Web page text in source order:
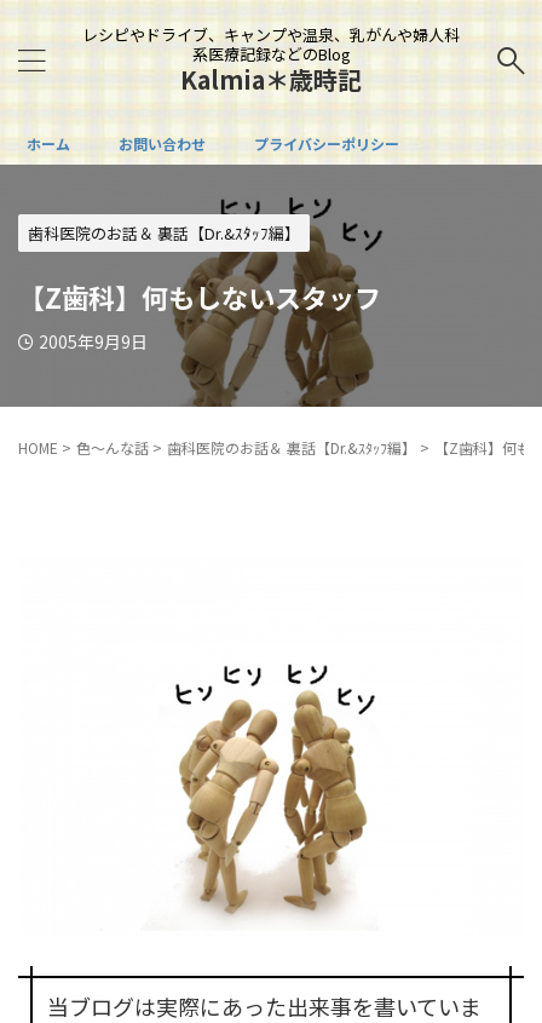
レシピやドライブ、キャンプや温泉、乳がんや婦人科
系医療記録などのBlog
Kalmia＊歳時記
ホーム お問い合わせ プライバシーポリシー
歯科医院のお話＆ 裏話【Dr.&ｽﾀｯﾌ編】
【Z歯科】何もしないスタッフ
2005年9月9日
HOME > 色～んな話 > 歯科医院のお話＆ 裏話【Dr.&ｽﾀｯﾌ編】 > 【Z歯科】何も
当ブログは実際にあった出来事を書いていま